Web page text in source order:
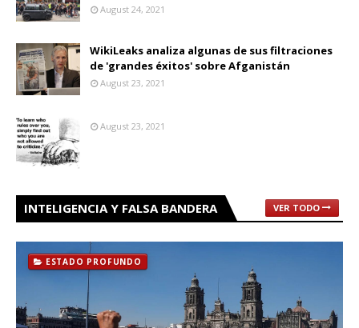
August 24, 2021
WikiLeaks analiza algunas de sus filtraciones
de 'grandes éxitos' sobre Afganistán
August 23, 2021
August 23, 2021
INTELIGENCIA Y FALSA BANDERA VER TODO
ESTADO PROFUNDO